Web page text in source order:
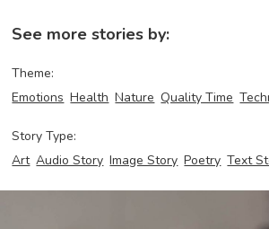
See more stories by:
Theme:
Emotions Health Nature Quality Time
Story Type:
Art Audio Story Image Story Poetry Text